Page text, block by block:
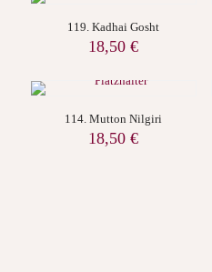
119. Kadhai Gosht
18,50€
114. Mutton Nilgiri
18,50€